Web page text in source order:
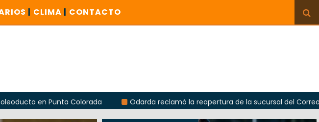
| CLIMA | CONTACTO
en Punta Colorada
Odarda reclamó la reapertura de la sucursal del Correo